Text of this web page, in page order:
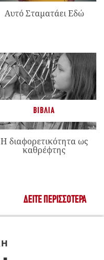
Αυτό Σταματάει Εδώ
ΒΙΒΛΊΑ
Η διαφορετικότητα ως
καθρέφτης
ΔΕΊΤΕ ΠΕΡΙΣΣΌΤΕΡΑ